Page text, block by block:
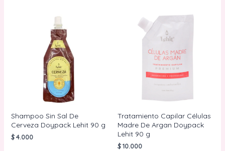
Shampoo Sin Sal De
Cerveza Doypack Lehit 90 g
$4.000
Tratamiento Capilar Células
Madre De Argan Doypack
Lehit 90 g
$10.000